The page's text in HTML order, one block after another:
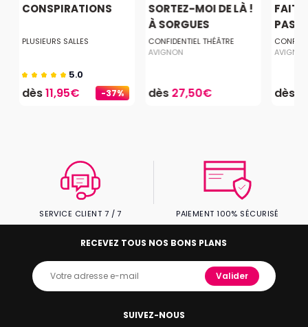
-37%
CONSPIRATIONS
PLUSIEURS SALLES
5.0
dès11,95€
SORTEZ-MOI DE LÀ !
À SORGUES
CONFIDENTIEL THÉÂTRE
AVIGNON
dès27,50€
PAS
dès
SERVICE CLIENT 7 / 7 PAIEMENT 100% SÉCURISÉ
SUIVEZ-NOUS
RECEVEZ TOUS NOS BONS PLANS
Valider